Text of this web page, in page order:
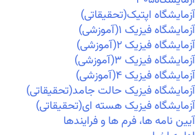
آزمایشگاه اپتیک(تحقیقاتی)
آزمایشگاه فیزیک ۱(آموزشی)
آزمایشگاه فیزیک ۲(آموزشی)
آزمایشگاه فیزیک ۳(آموزشی)
آزمایشگاه فیزیک ۴(آموزشی)
آزمایشگاه فیزیک حالت جامد(تحقیقاتی)
آزمایشگاه فیزیک هسته ای(تحقیقاتی)
آیین نامه ها، فرم ها و فرایندها